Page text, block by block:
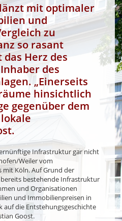
mit optimaler
und
zu
so rasant
Herz des
des
„Einerseits
hinsichtlich
gegenüber dem
Infrastruktur gar nicht
Weiler vom
mit Köln. Auf Grund der
bestehende Infrastruktur
und Organisationen
und Immobilienpreisen in
auf die Entstehungsgeschichte
Goost.